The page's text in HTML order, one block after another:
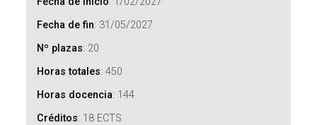
Fecha de fin: 31/05/2027
Nº plazas: 20
Horas totales:450
Horas docencia: 144
Créditos: 18 ECTS